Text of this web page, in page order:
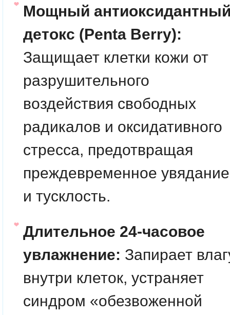
Мощный
детокс (Penta Berry):
Защищает клетки кожи от
разрушительного
воздействия свободных
радикалов и оксидативного
стресса, предотвращая
преждевременное увядание
и тусклость.
Длительное 24-часовое
увлажнение: Запирает
внутри клеток, устраняет
синдром «обезвоженной